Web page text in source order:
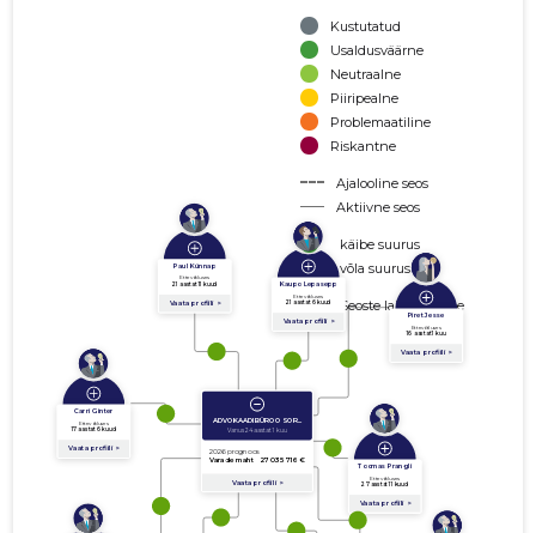
Kustutatud
Usaldusväärne
Neutraalne
Piiripealne
Problemaatiline
Riskantne
Ajalooline seos
Aktiivne seos
käibe suurus
võla suurus
Seoste laiendamine